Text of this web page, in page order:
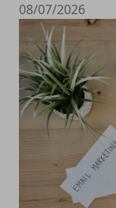
08/07/2026